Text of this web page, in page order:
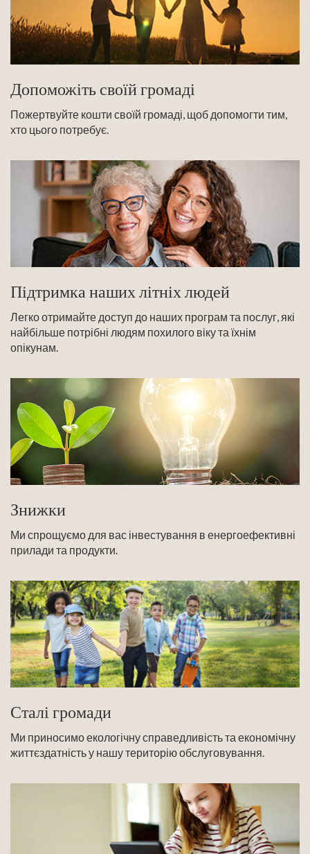
Допоможіть своїй громаді
Пожертвуйте кошти своїй громаді, щоб допомогти тим,
хто цього потребує.
Підтримка наших літніх людей
Легко отримайте доступ до наших програм та послуг, які
найбільше потрібні людям похилого віку та їхнім
опікунам.
Знижки
Ми спрощуємо для вас інвестування в енергоефективні
прилади та продукти.
Сталі громади
Ми приносимо екологічну справедливість та економічну
життєздатність у нашу територію обслуговування.